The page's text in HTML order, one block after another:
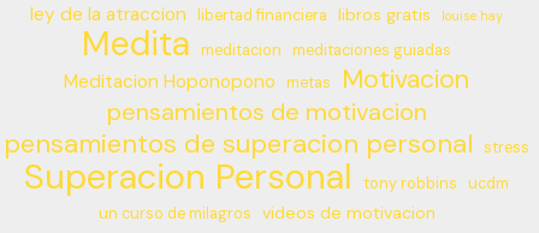
ley de la atraccion libertad financiera libros gratis louise hay
Medita meditacion meditaciones guiadas
Meditacion Hoponopono metas Motivacion
pensamientos de motivacion
pensamientos de superacion personal stress
Superacion Personal tony robbins
ucdm
un curso de milagros
videos de motivacion